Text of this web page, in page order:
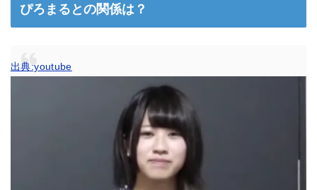
ぴろまるとの関係は？
出典:youtube